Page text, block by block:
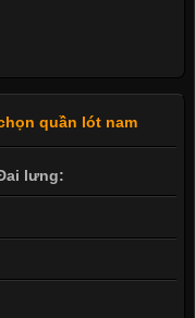
quần lót nam
lưng: